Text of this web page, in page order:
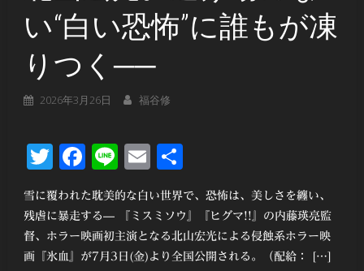
い“白い恐怖”に誰もが凍
りつく──
2026年3月26日 福谷修
Twitter
Facebook
LineEmail
雪に覆われた耽美的な白い世界で、恐怖は、美しさを纏い、
残虐に暴走する— 『ミスミソウ』『ヒグマ!!』の内藤瑛亮監
督、ホラー映画初主演となる北山宏光による侵蝕系ホラー映
画『氷血』が7月3日(金)より全国公開される。（配給： […]